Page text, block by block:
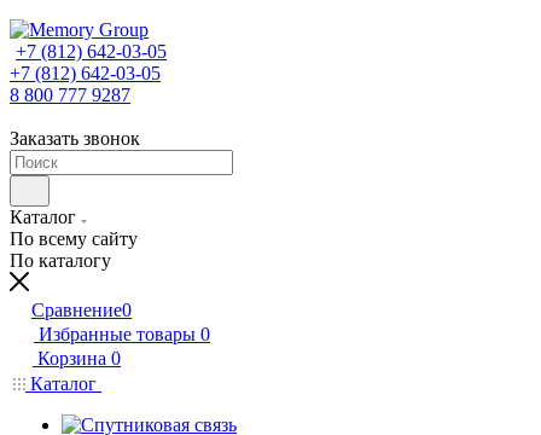
+7 (812) 642-03-05
+7 (812) 642-03-05
8 800 777 9287
Заказать звонок
Каталог
По всему сайту
По каталогу
Сравнение0
Избранные товары 0
Корзина 0
Каталог